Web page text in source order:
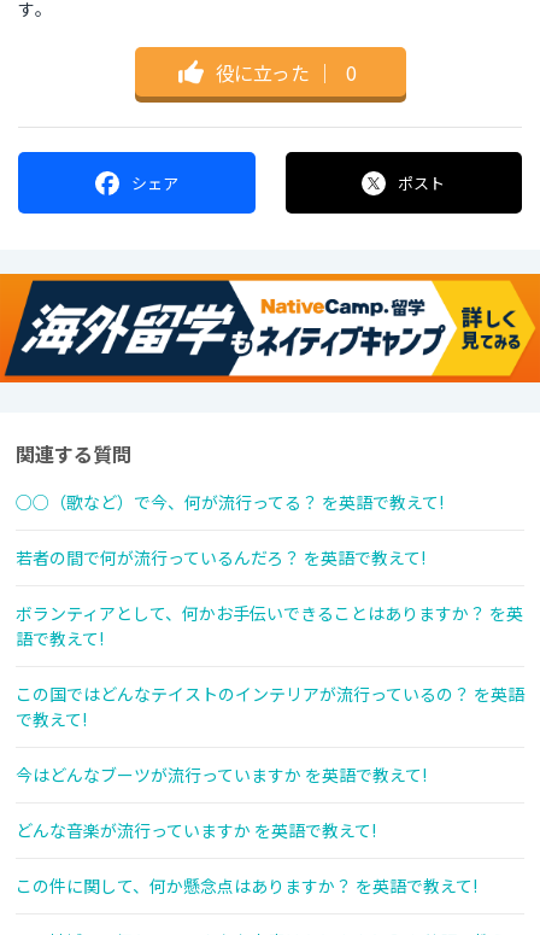
す。
役に立った ｜ 0
シェア ポスト
関連する質問
○○（歌など）で今、何が流行ってる？ を英語で教えて!
若者の間で何が流行っているんだろ？ を英語で教えて!
ボランティアとして、何かお手伝いできることはありますか？ を英
語で教えて!
この国ではどんなテイストのインテリアが流行っているの？ を英語
で教えて!
今はどんなブーツが流行っていますか を英語で教えて!
どんな音楽が流行っていますか を英語で教えて!
この件に関して、何か懸念点はありますか？ を英語で教えて!